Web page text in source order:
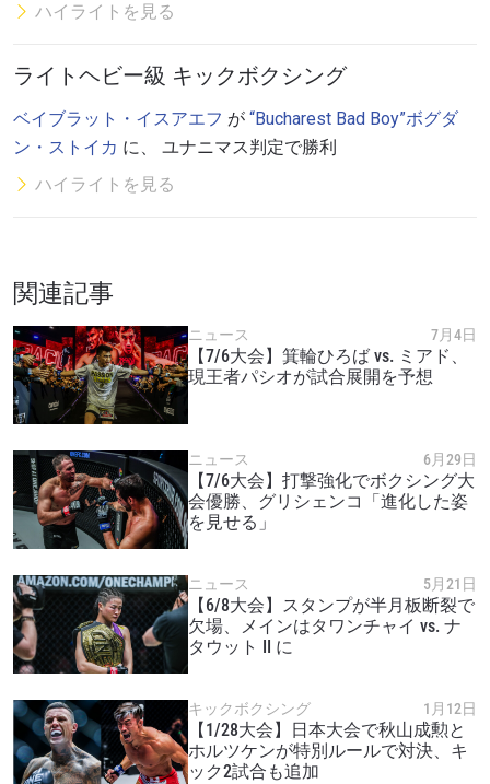
ハイライトを見る
ライトヘビー級 キックボクシング
ベイブラット・イスアエフ が “Bucharest Bad Boy”ボグダ
ン・ストイカ に、 ユナニマス判定で勝利
ハイライトを見る
関連記事
ニュース 7月4日
【7/6大会】箕輪ひろば vs. ミアド、
現王者パシオが試合展開を予想
ニュース 6月29日
【7/6大会】打撃強化でボクシング大
会優勝、グリシェンコ「進化した姿
を見せる」
ニュース 5月21日
【6/8大会】スタンプが半月板断裂で
欠場、メインはタワンチャイ vs. ナ
タウット II に
キックボクシング 1月12日
【1/28大会】日本大会で秋山成勲と
ホルツケンが特別ルールで対決、キ
ック2試合も追加